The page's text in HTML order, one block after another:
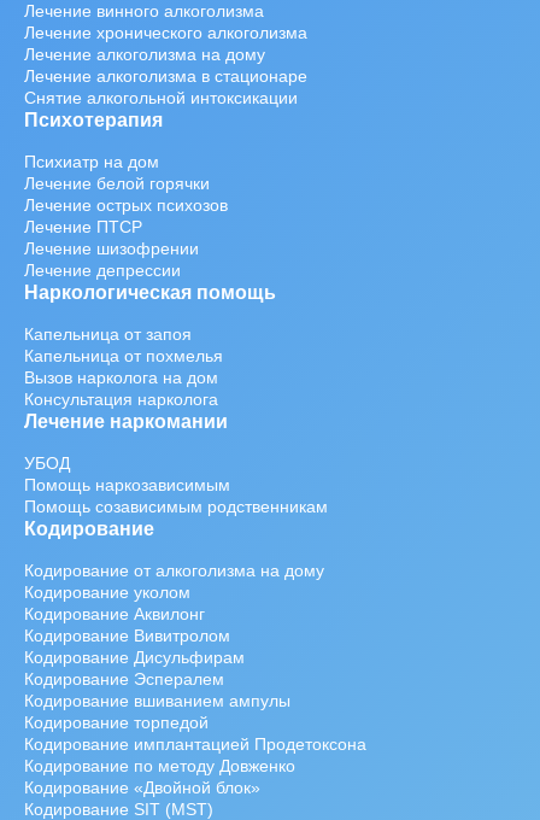
Лечение винного алкоголизма
Лечение хронического алкоголизма
Лечение алкоголизма на дому
Лечение алкоголизма в стационаре
Снятие алкогольной интоксикации
Психотерапия
Психиатр на дом
Лечение белой горячки
Лечение острых психозов
Лечение ПТСР
Лечение шизофрении
Лечение депрессии
Наркологическая помощь
Капельница от запоя
Капельница от похмелья
Вызов нарколога на дом
Консультация нарколога
Лечение наркомании
УБОД
Помощь наркозависимым
Помощь созависимым родственникам
Кодирование
Кодирование от алкоголизма на дому
Кодирование уколом
Кодирование Аквилонг
Кодирование Вивитролом
Кодирование Дисульфирам
Кодирование Эспералем
Кодирование вшиванием ампулы
Кодирование торпедой
Кодирование имплантацией Продетоксона
Кодирование по методу Довженко
Кодирование «Двойной блок»
Кодирование SIT (MST)